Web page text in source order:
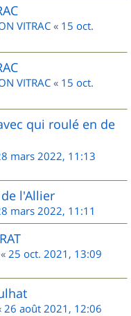
VITRAC« 15 oct.
VITRAC« 15 oct.
qui roulé en de
mars 2022, 11:13
l'Allier
mars 2022, 11:11
« 25 oct. 2021, 13:09
26 août 2021, 12:06